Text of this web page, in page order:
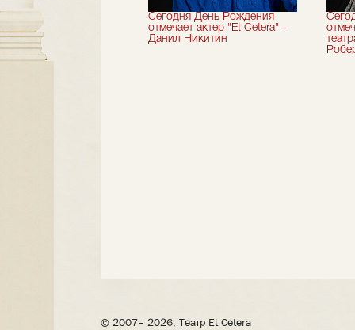
сезон!
Сегодня День Рождения
отмечает актер "Et Cetera" -
Данил Никитин
© 2007– 2026, Театр Et Cetera